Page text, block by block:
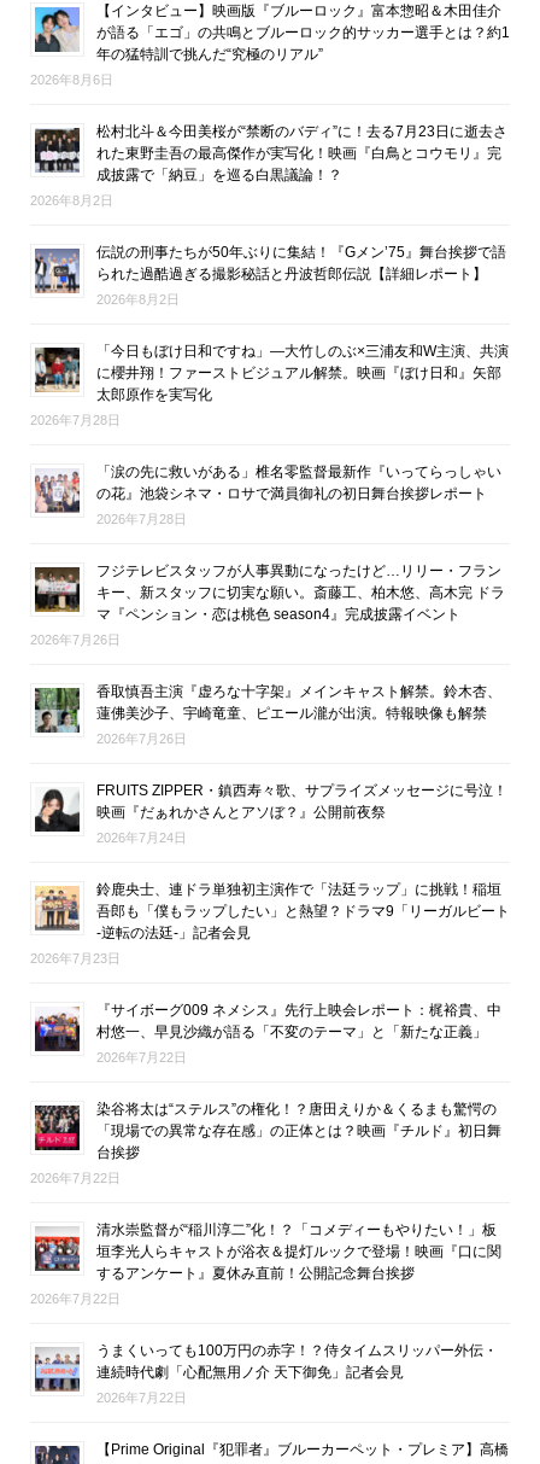
【インタビュー】映画版『ブルーロック』富本惣昭＆木田佳介
が語る「エゴ」の共鳴とブルーロック的サッカー選手とは？約1
年の猛特訓で挑んだ“究極のリアル”
2026年8月6日
松村北斗＆今田美桜が“禁断のバディ”に！去る7月23日に逝去さ
れた東野圭吾の最高傑作が実写化！映画『白鳥とコウモリ』完
成披露で「納豆」を巡る白黒議論！？
2026年8月2日
伝説の刑事たちが50年ぶりに集結！『Gメン’75』舞台挨拶で語
られた過酷過ぎる撮影秘話と丹波哲郎伝説【詳細レポート】
2026年8月2日
「今日もぼけ日和ですね」―大竹しのぶ×三浦友和W主演、共演
に櫻井翔！ファーストビジュアル解禁。映画『ぼけ日和』矢部
太郎原作を実写化
2026年7月28日
「涙の先に救いがある」椎名零監督最新作『いってらっしゃい
の花』池袋シネマ・ロサで満員御礼の初日舞台挨拶レポート
2026年7月28日
フジテレビスタッフが人事異動になったけど…リリー・フラン
キー、新スタッフに切実な願い。斎藤工、柏木悠、高木完 ドラ
マ『ペンション・恋は桃色 season4』完成披露イベント
2026年7月26日
香取慎吾主演『虚ろな十字架』メインキャスト解禁。鈴木杏、
蓮佛美沙子、宇崎竜童、ピエール瀧が出演。特報映像も解禁
2026年7月26日
FRUITS ZIPPER・鎮西寿々歌、サプライズメッセージに号泣！
映画『だぁれかさんとアソぼ？』公開前夜祭
2026年7月24日
鈴鹿央士、連ドラ単独初主演作で「法廷ラップ」に挑戦！稲垣
吾郎も「僕もラップしたい」と熱望？ドラマ9「リーガルビート
-逆転の法廷-」記者会見
2026年7月23日
『サイボーグ009 ネメシス』先行上映会レポート：梶裕貴、中
村悠一、早見沙織が語る「不変のテーマ」と「新たな正義」
2026年7月22日
染谷将太は“ステルス”の権化！？唐田えりか＆くるまも驚愕の
「現場での異常な存在感」の正体とは？映画『チルド』初日舞
台挨拶
2026年7月22日
清水崇監督が“稲川淳二”化！？「コメディーもやりたい！」板
垣李光人らキャストが浴衣＆提灯ルックで登場！映画『口に関
するアンケート』夏休み直前！公開記念舞台挨拶
2026年7月22日
うまくいっても100万円の赤字！？侍タイムスリッパー外伝・
連続時代劇「心配無用ノ介 天下御免」記者会見
2026年7月22日
【Prime Original『犯罪者』ブルーカーペット・プレミア】高橋